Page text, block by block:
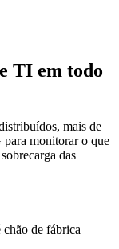
TI em todo
mais de
monitorar o que
das
chão de fábrica